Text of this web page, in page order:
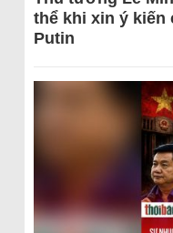
thể khi xin ý kiến
Putin